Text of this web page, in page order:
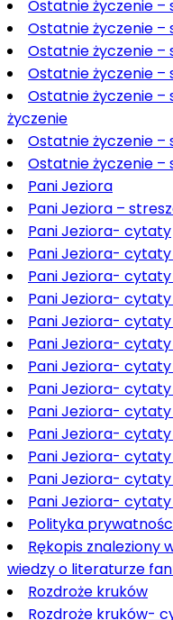
Ostatnie życzenie –
Ostatnie życzenie –
Ostatnie życzenie –
Ostatnie życzenie –
Ostatnie życzenie
życzenie
Ostatnie życzenie –
Ostatnie życzenie –
Pani Jeziora
Pani Jeziora –
Pani Jeziora- cytaty
Pani Jeziora- cytaty
Pani Jeziora- cytaty
Pani Jeziora- cytaty
Pani Jeziora- cytaty
Pani Jeziora- cytaty
Pani Jeziora- cytaty
Pani Jeziora- cytaty
Pani Jeziora- cytaty
Pani Jeziora- cytaty
Pani Jeziora- cytaty
Pani Jeziora- cytaty
Pani Jeziora- cytaty
Polityka
Rękopis znaleziony
wiedzy o literaturze
Rozdroże kruków
Rozdroże kruków-